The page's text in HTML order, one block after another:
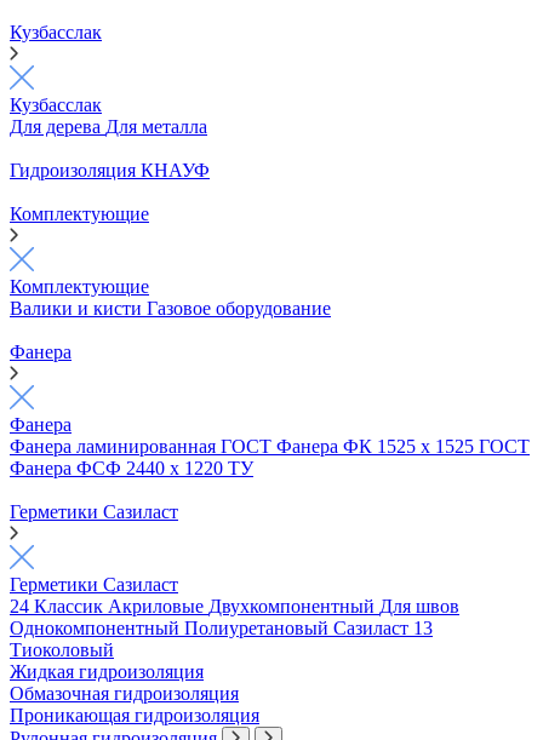
Кузбасслак
Кузбасслак
Для дерева Для металла
Гидроизоляция КНАУФ
Комплектующие
Комплектующие
Валики и кисти Газовое оборудование
Фанера
Фанера
Фанера ламинированная ГОСТ Фанера ФК 1525 х 1525 ГОСТ
Фанера ФСФ 2440 х 1220 ТУ
Герметики Сазиласт
Герметики Сазиласт
24 Классик Акриловые Двухкомпонентный Для швов
Однокомпонентный Полиуретановый Сазиласт 13
Тиоколовый
Жидкая гидроизоляция
Обмазочная гидроизоляция
Проникающая гидроизоляция